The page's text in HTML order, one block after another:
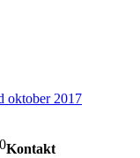
oktober 2017
Kontakt